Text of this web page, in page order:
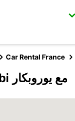
Car Rental France
اكتشف Albi مع يوروبكار